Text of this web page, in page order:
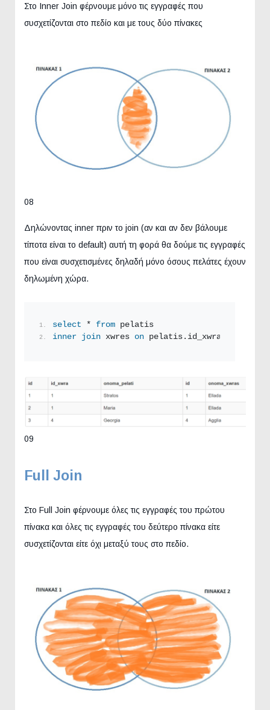
Στο Inner Join φέρνουμε μόνο τις εγγραφές που
συσχετίζονται στο πεδίο και με τους δύο πίνακες
08
Δηλώνοντας inner πριν το join (αν και αν δεν βάλουμε
τίποτα είναι το default) αυτή τη φορά θα δούμε τις εγγραφές
που είναι συσχετισμένες δηλαδή μόνο όσους πελάτες έχουν
δηλωμένη χώρα.
select * from pelatis
inner join xwres on pelatis.id_xwra =
09
Full Join
Στο Full Join φέρνουμε όλες τις εγγραφές του πρώτου
πίνακα και όλες τις εγγραφές του δεύτερο πίνακα είτε
συσχετίζονται είτε όχι μεταξύ τους στο πεδίο.